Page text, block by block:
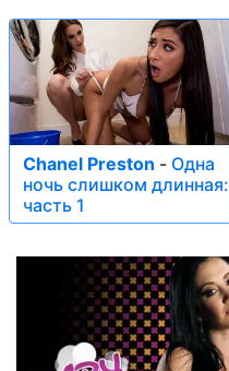
Chanel Preston - Одна
ночь слишком длинная:
часть 1